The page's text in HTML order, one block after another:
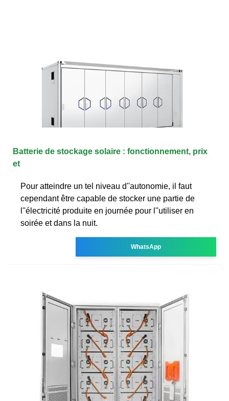
Batterie de stockage solaire : fonctionnement, prix
et
Pour atteindre un tel niveau d''autonomie, il faut
cependant être capable de stocker une partie de
l''électricité produite en journée pour l''utiliser en
soirée et dans la nuit.
WhatsApp